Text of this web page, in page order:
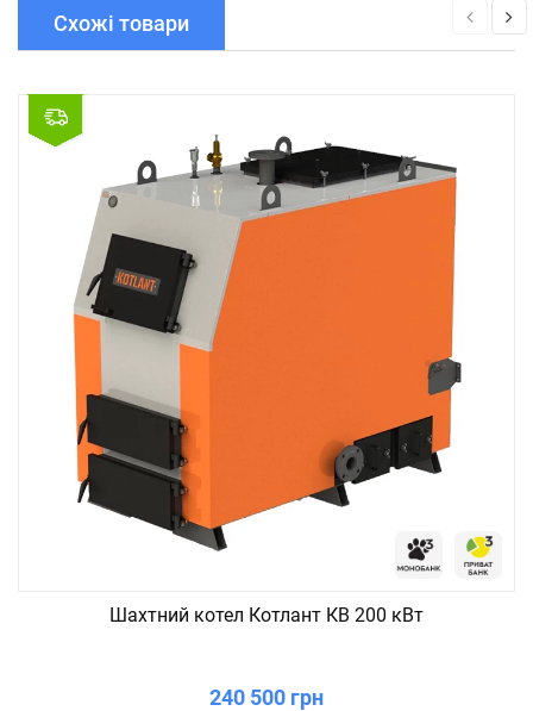
Схожі товари
Шахтний котел Котлант КВ 200 кВт
240 500 грн